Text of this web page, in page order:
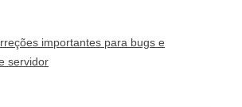
importantes para bugs e
servidor